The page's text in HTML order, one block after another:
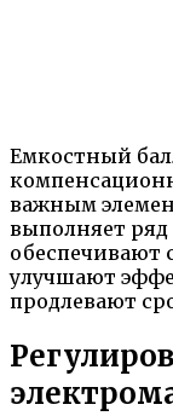
Емкостный
важным
выполняет
обеспечивают
улучшают
продлевают